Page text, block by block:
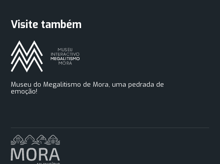
Visite também
Museu do Megalitismo de Mora, uma pedrada de
emoção!